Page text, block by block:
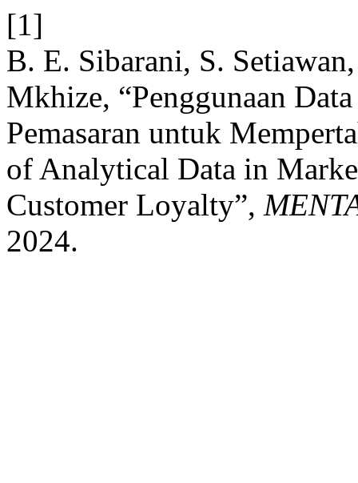
[1]
B. E. Sibarani, S.
Mkhize, “Penggunaan
Pemasaran untuk
of Analytical Data in
Customer Loyalty”,
2024.